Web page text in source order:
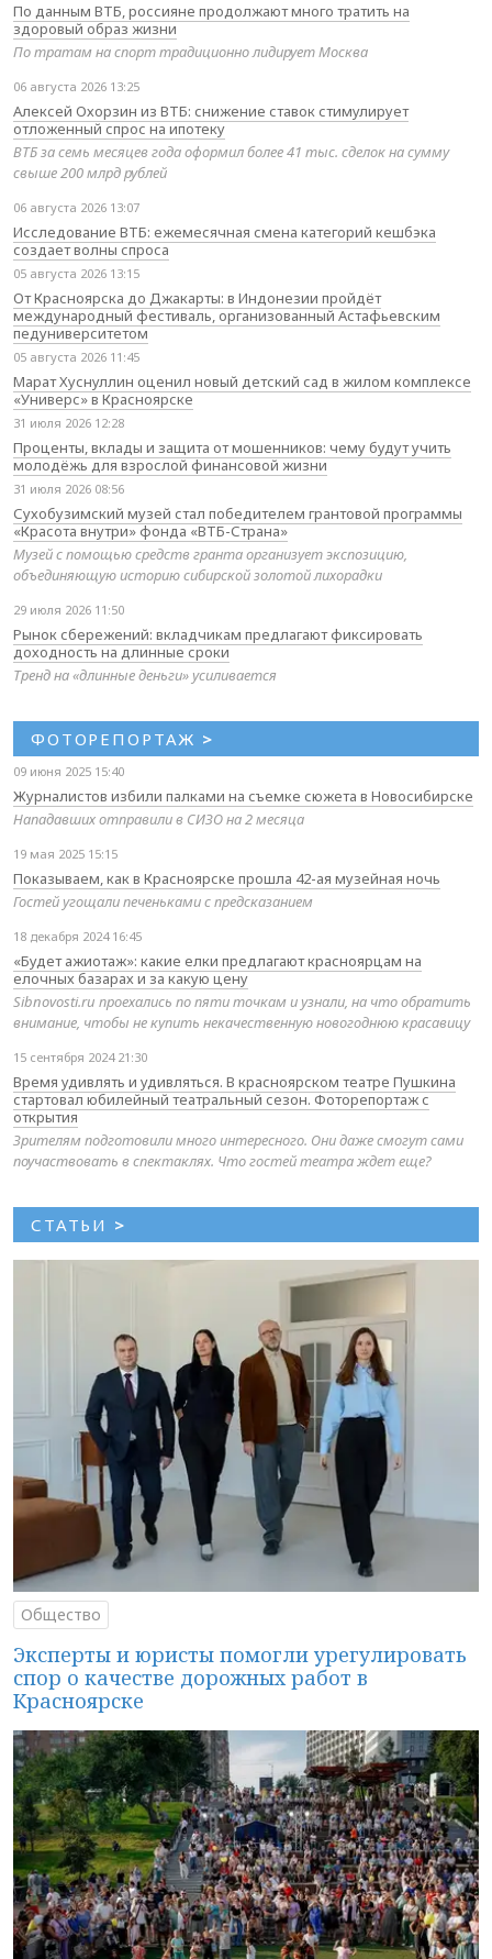
По данным ВТБ, россияне продолжают много тратить на
здоровый образ жизни
По тратам на спорт традиционно лидирует Москва
06 августа 2026 13:25
Алексей Охорзин из ВТБ: снижение ставок стимулирует
отложенный спрос на ипотеку
ВТБ за семь месяцев года оформил более 41 тыс. сделок на сумму
свыше 200 млрд рублей
06 августа 2026 13:07
Исследование ВТБ: ежемесячная смена категорий кешбэка
создает волны спроса
05 августа 2026 13:15
От Красноярска до Джакарты: в Индонезии пройдёт
международный фестиваль, организованный Астафьевским
педуниверситетом
05 августа 2026 11:45
Марат Хуснуллин оценил новый детский сад в жилом комплексе
«Универс» в Красноярске
31 июля 2026 12:28
Проценты, вклады и защита от мошенников: чему будут учить
молодёжь для взрослой финансовой жизни
31 июля 2026 08:56
Сухобузимский музей стал победителем грантовой программы
«Красота внутри» фонда «ВТБ-Страна»
Музей с помощью средств гранта организует экспозицию,
объединяющую историю сибирской золотой лихорадки
29 июля 2026 11:50
Рынок сбережений: вкладчикам предлагают фиксировать
доходность на длинные сроки
Тренд на «длинные деньги» усиливается
ФОТОРЕПОРТАЖ >
09 июня 2025 15:40
Журналистов избили палками на съемке сюжета в Новосибирске
Нападавших отправили в СИЗО на 2 месяца
19 мая 2025 15:15
Показываем, как в Красноярске прошла 42-ая музейная ночь
Гостей угощали печеньками с предсказанием
18 декабря 2024 16:45
«Будет ажиотаж»: какие елки предлагают красноярцам на
елочных базарах и за какую цену
Sibnovosti.ru проехались по пяти точкам и узнали, на что обратить
внимание, чтобы не купить некачественную новогоднюю красавицу
15 сентября 2024 21:30
Время удивлять и удивляться. В красноярском театре Пушкина
стартовал юбилейный театральный сезон. Фоторепортаж с
открытия
Зрителям подготовили много интересного. Они даже смогут сами
поучаствовать в спектаклях. Что гостей театра ждет еще?
СТАТЬИ >
Общество
Эксперты и юристы помогли урегулировать
спор о качестве дорожных работ в
Красноярске